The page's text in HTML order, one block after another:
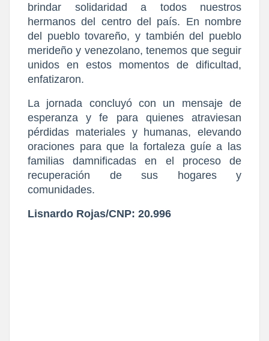
brindar solidaridad a todos nuestros
hermanos del centro del país. En nombre
del pueblo tovareño, y también del pueblo
merideño y venezolano, tenemos que seguir
unidos en estos momentos de dificultad,
enfatizaron.
​La jornada concluyó con un mensaje de
esperanza y fe para quienes atraviesan
pérdidas materiales y humanas, elevando
oraciones para que la fortaleza guíe a las
familias damnificadas en el proceso de
recuperación de sus hogares y
comunidades.
Lisnardo Rojas/CNP: 20.996